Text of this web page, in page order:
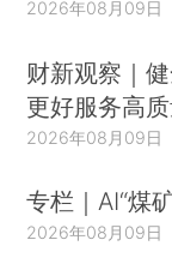
2026年08月09日
财新观察｜
更好服务高
2026年08月09日
专栏｜AI“煤
2026年08月09日